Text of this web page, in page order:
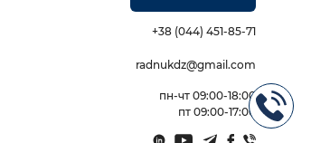
+38 (044) 451-85-71
radnukdz@gmail.com
пн-чт 09:00-18:00
пт 09:00-17:00